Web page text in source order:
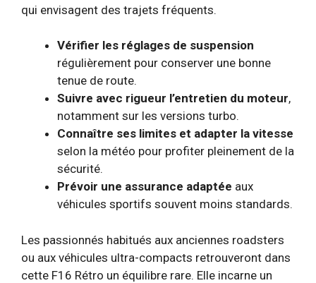
qui envisagent des trajets fréquents.
Vérifier les réglages de suspension
régulièrement pour conserver une bonne
tenue de route.
Suivre avec rigueur l’entretien du moteur,
notamment sur les versions turbo.
Connaître ses limites et adapter la vitesse
selon la météo pour profiter pleinement de la
sécurité.
Prévoir une assurance adaptée aux
véhicules sportifs souvent moins standards.
Les passionnés habitués aux anciennes roadsters
ou aux véhicules ultra-compacts retrouveront dans
cette F16 Rétro un équilibre rare. Elle incarne un